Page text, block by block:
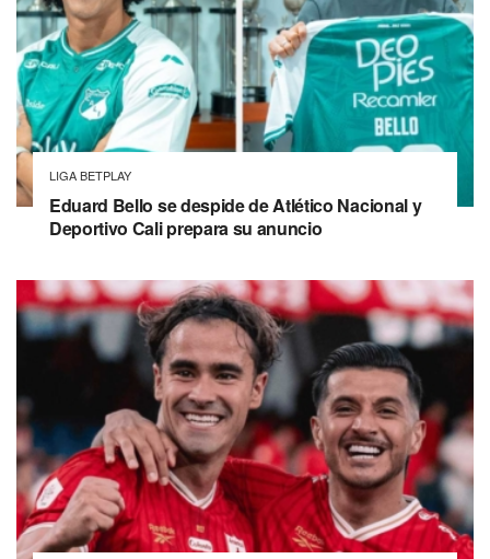
LIGA BETPLAY
Eduard Bello se despide de Atlético Nacional y
Deportivo Cali prepara su anuncio